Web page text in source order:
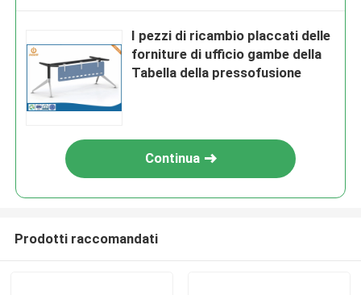
I pezzi di ricambio placcati delle
forniture di ufficio gambe della
Tabella della pressofusione
Continua
Prodotti raccomandati